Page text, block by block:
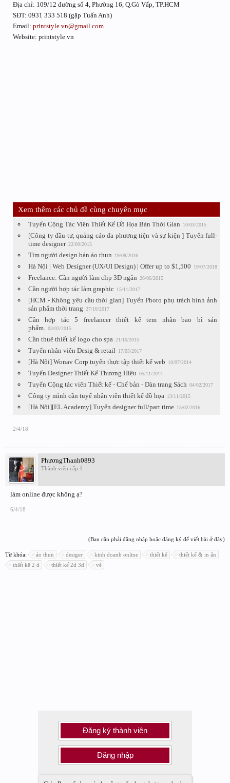
Địa chỉ: 109/12 đường số 4, Phường 16, Q.Gò Vấp, TP.HCM
SĐT: 0931 333 518 (gặp Tuấn Anh)
Email: printstyle.vn@gmail.com
Website: printstyle.vn
Xem thêm các chủ đề cùng chuyên mục
Tuyển Cộng Tác Viên Thiết Kế Đồ Họa Bán Thời Gian 10/03/2015
[Công ty đầu tư, quảng cáo đa phương tiện và sự kiện ] Tuyển full-
time designer 22/09/2015
Tìm người design bán áo thun 19/08/2016
Hà Nội | Web Designer (UX/UI Design) | Offer up to $1,500 19/07/2018
Freelance: Cần người làm clip 3D ngắn 26/06/2015
Cần người hợp tác làm graphic 15/11/2017
[HCM - Không yêu cầu thời gian] Tuyển Photo phụ trách hình ảnh
sản phẩm thời trang 27/10/2017
Cần hợp tác 5 freelancer thiết kế tem nhãn bao bì sản
phẩm. 03/03/2015
Cần thuê thiết kế logo cho spa 21/10/2015
Tuyển nhân viên Desig & retail 17/05/2017
[Hà Nội] Wonav Corp tuyển thực tập thiết kế web 10/07/2014
Tuyển Designer Thiết Kế Thương Hiệu 05/11/2014
Tuyển Cộng tác viên Thiết kế - Chế bản - Dàn trang Sách 04/02/2017
Công ty mình cần tuyể nhân viên thiết kế đồ họa 13/11/2015
[Hà Nội][EL Academy] Tuyển designer full/part time 15/02/2016
2/4/18
PhươngThanh0893
Thành viên cấp 1
làm online được không ạ?
6/4/18
(Bạn cần phải đăng nhập hoặc đăng ký để viết bài ở đây)
Từ khóa: áo thun desiger kinh doanh online thiết kế
thiết kế & in ấn
thiết kế 2 d
thiết kế 2d 3d vẽ
Đăng ký thành viên
Đăng nhập